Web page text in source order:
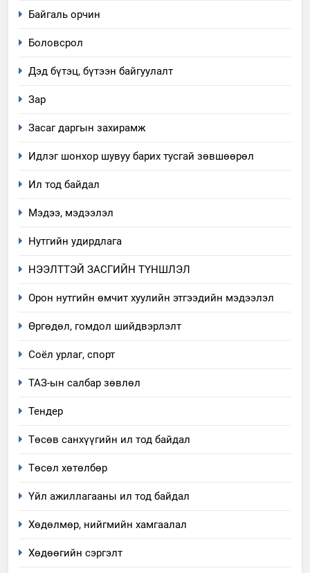
Байгаль орчин
Боловсрол
Дэд бүтэц, бүтээн байгуулалт
Зар
Засаг даргын захирамж
Идлэг шонхор шувуу барих тусгай зөвшөөрөл
Ил тод байдал
Мэдээ, мэдээлэл
Нутгийн удирдлага
НЭЭЛТТЭЙ ЗАСГИЙН ТҮНШЛЭЛ
Орон нутгийн өмчит хуулийн этгээдийн мэдээлэл
Өргөдөл, гомдол шийдвэрлэлт
Соёл урлаг, спорт
ТАЗ-ын салбар зөвлөл
Тендер
Төсөв санхүүгийн ил тод байдал
Төсөл хөтөлбөр
Үйл ажиллагааны ил тод байдал
Хөдөлмөр, нийгмийн хамгаалал
Хөдөөгийн сэргэлт